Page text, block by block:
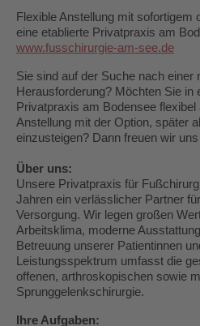
Flexible Anstellung mit sofortigem
eine etablierte Privatpraxis am
www.fusschirurgie-am-see.de
Sie sind auf der Suche nach einer
Herausforderung? Möchten Sie in
Privatpraxis am Bodensee
Anstellung mit der Option, später
einzusteigen? Dann freuen wir
Über uns:
Unsere Privatpraxis für
Jahren ein verlässlicher Partner
Versorgung. Wir legen großen
Arbeitsklima, moderne
Betreuung unserer Patientinnen
Leistungsspektrum umfasst die
offenen, arthroskopischen sowie
Sprunggelenkschirurgie.
Ihre Aufgaben: